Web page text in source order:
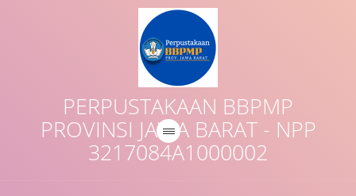
PERPUSTAKAAN BBPMP
PROVINSI JAWA BARAT - NPP
3217084A1000002